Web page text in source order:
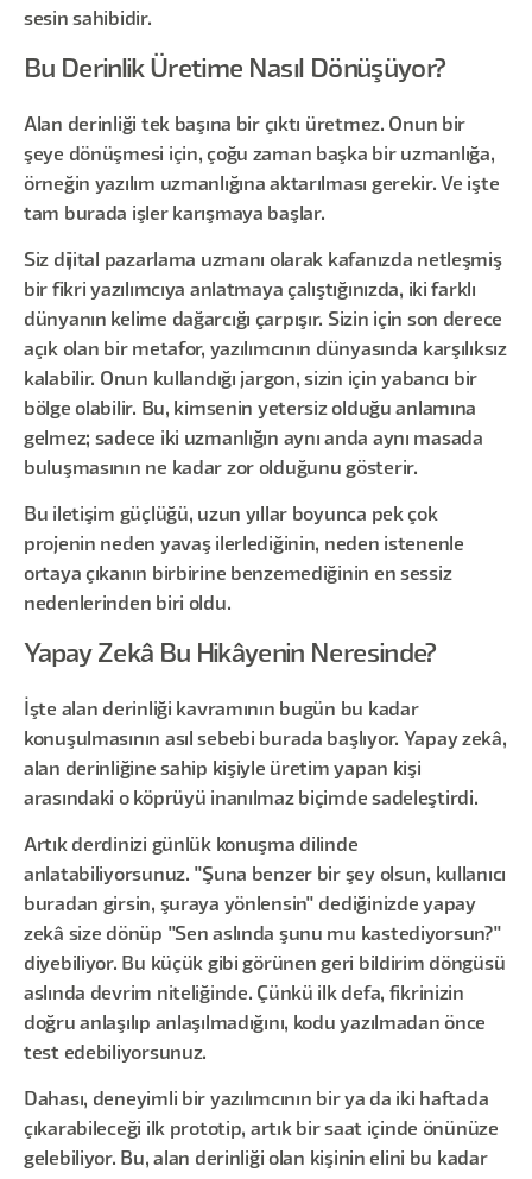
sesin sahibidir.
Bu Derinlik Üretime Nasıl Dönüşüyor?
Alan derinliği tek başına bir çıktı üretmez. Onun bir
şeye dönüşmesi için, çoğu zaman başka bir uzmanlığa,
örneğin yazılım uzmanlığına aktarılması gerekir. Ve işte
tam burada işler karışmaya başlar.
Siz dijital pazarlama uzmanı olarak kafanızda netleşmiş
bir fikri yazılımcıya anlatmaya çalıştığınızda, iki farklı
dünyanın kelime dağarcığı çarpışır. Sizin için son derece
açık olan bir metafor, yazılımcının dünyasında karşılıksız
kalabilir. Onun kullandığı jargon, sizin için yabancı bir
bölge olabilir. Bu, kimsenin yetersiz olduğu anlamına
gelmez; sadece iki uzmanlığın aynı anda aynı masada
buluşmasının ne kadar zor olduğunu gösterir.
Bu iletişim güçlüğü, uzun yıllar boyunca pek çok
projenin neden yavaş ilerlediğinin, neden istenenle
ortaya çıkanın birbirine benzemediğinin en sessiz
nedenlerinden biri oldu.
Yapay Zekâ Bu Hikâyenin Neresinde?
İşte alan derinliği kavramının bugün bu kadar
konuşulmasının asıl sebebi burada başlıyor. Yapay zekâ,
alan derinliğine sahip kişiyle üretim yapan kişi
arasındaki o köprüyü inanılmaz biçimde sadeleştirdi.
Artık derdinizi günlük konuşma dilinde
anlatabiliyorsunuz. "Şuna benzer bir şey olsun, kullanıcı
buradan girsin, şuraya yönlensin" dediğinizde yapay
zekâ size dönüp "Sen aslında şunu mu kastediyorsun?"
diyebiliyor. Bu küçük gibi görünen geri bildirim döngüsü
aslında devrim niteliğinde. Çünkü ilk defa, fikrinizin
doğru anlaşılıp anlaşılmadığını, kodu yazılmadan önce
test edebiliyorsunuz.
Dahası, deneyimli bir yazılımcının bir ya da iki haftada
çıkarabileceği ilk prototip, artık bir saat içinde önünüze
gelebiliyor. Bu, alan derinliği olan kişinin elini bu kadar